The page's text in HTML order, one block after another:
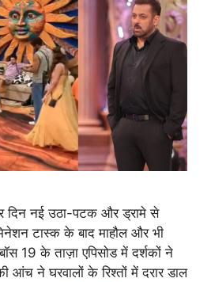
दिन नई उठा-पटक और ड्रामे से
टास्क के बाद माहौल और भी
19 के ताज़ा एपिसोड में दर्शकों ने
आंच ने घरवालों के रिश्तों में दरार डाल